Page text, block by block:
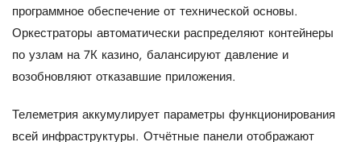
программное обеспечение от технической основы.
Оркестраторы автоматически распределяют контейнеры
по узлам на 7К казино, балансируют давление и
возобновляют отказавшие приложения.
Телеметрия аккумулирует параметры функционирования
всей инфраструктуры. Отчётные панели отображают